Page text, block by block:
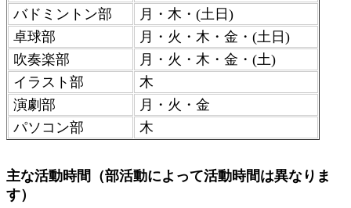
バドミントン部
月・木・(土日)
卓球部
月・火・木・金・(土日)
吹奏楽部
月・火・木・金・(土)
イラスト部
木
演劇部
月・火・金
パソコン部
木
主な活動時間（部活動によって活動時間は異なりま
す）